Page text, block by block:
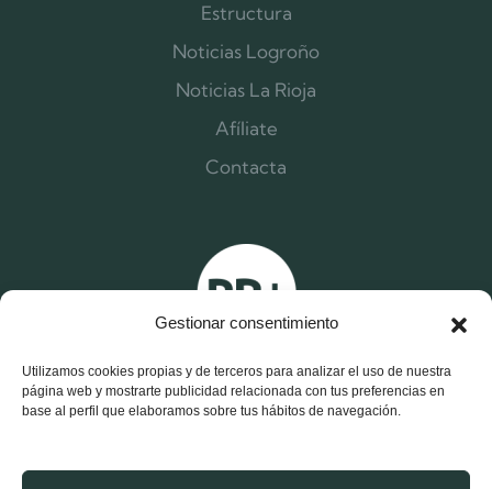
Gestionar consentimiento
Utilizamos cookies propias y de terceros para analizar el uso de nuestra
página web y mostrarte publicidad relacionada con tus preferencias en
base al perfil que elaboramos sobre tus hábitos de navegación.
Estructura
Noticias Logroño
Noticias La Rioja
Afíliate
Contacta